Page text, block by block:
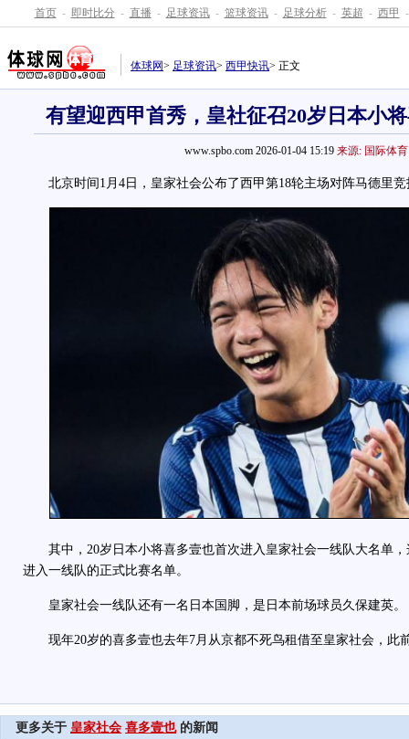
首页 - 即时比分 - 直播 - 足球资讯 - 篮球资讯 - 足球分析 - 英超 - 西甲 -
体球网> 足球资讯> 西甲快讯> 正文
有望迎西甲首秀，皇社征召20岁日本小
www.spbo.com 2026-01-04 15:19 来源: 国际体育
北京时间1月4日，皇家社会公布了西甲第18轮主场对阵马德里竞
其中，20岁日本小将喜多壹也首次进入皇家社会一线队大名单，
进入一线队的正式比赛名单。
皇家社会一线队还有一名日本国脚，是日本前场球员久保建英。
现年20岁的喜多壹也去年7月从京都不死鸟租借至皇家社会，此
更多关于 皇家社会 喜多壹也的新闻